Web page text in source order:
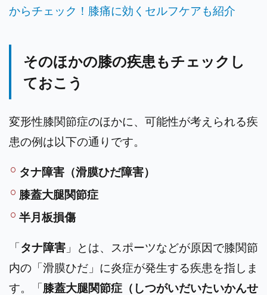
からチェック！膝痛に効くセルフケアも紹介
そのほかの膝の疾患もチェックし
ておこう
変形性膝関節症のほかに、可能性が考えられる疾
患の例は以下の通りです。
タナ障害（滑膜ひだ障害）
膝蓋大腿関節症
半月板損傷
「タナ障害 」とは、スポーツなどが原因で膝関節
内の「滑膜ひだ」に炎症が発生する疾患を指しま
す。「膝蓋大腿関節症（しつがいだいたいかんせ